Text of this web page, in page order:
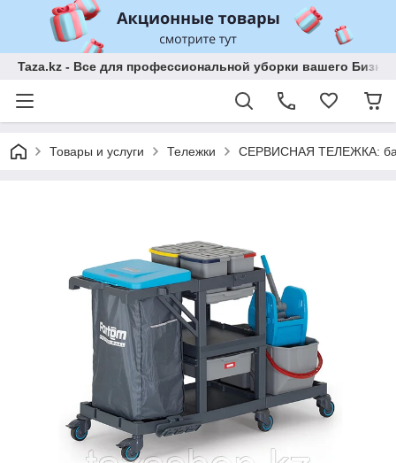
Taza.kz - Все для профессиональной уборки вашего
Товары и услуги Тележки СЕРВИСНАЯ ТЕЛЕЖКА: бак